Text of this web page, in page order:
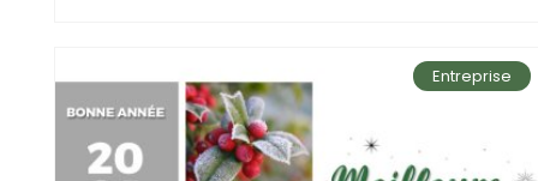
Entreprise